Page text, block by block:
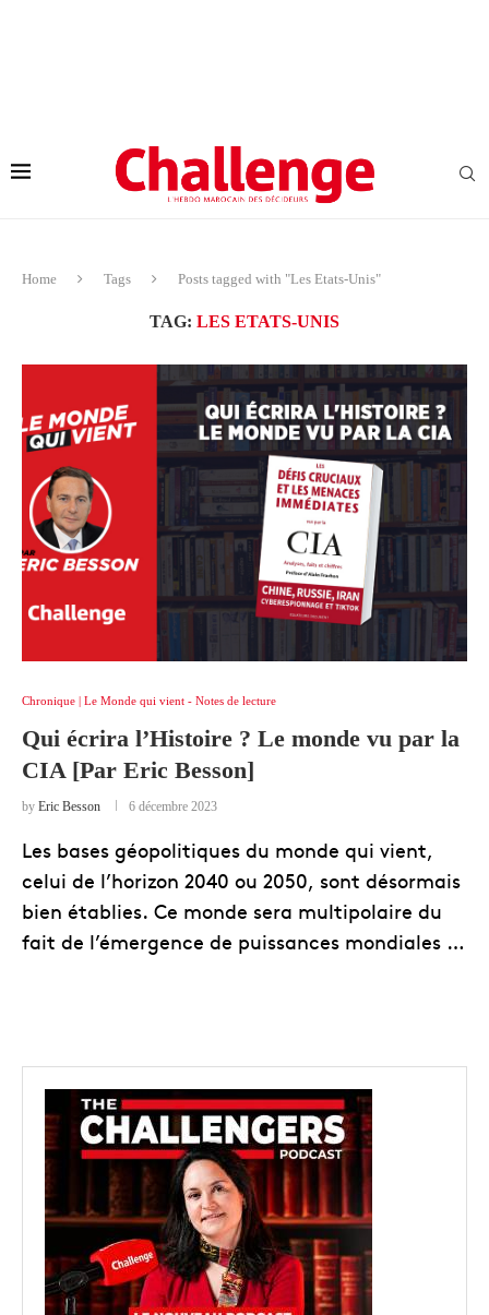
Home Tags Posts tagged with "Les Etats-Unis"
TAG: LES ETATS-UNIS
Chronique | Le Monde qui vient - Notes de lecture
Qui écrira l’Histoire ? Le monde vu par la
CIA [Par Eric Besson]
by Eric Besson 6 décembre 2023
Les bases géopolitiques du monde qui vient,
celui de l’horizon 2040 ou 2050, sont désormais
bien établies. Ce monde sera multipolaire du
fait de l’émergence de puissances mondiales …